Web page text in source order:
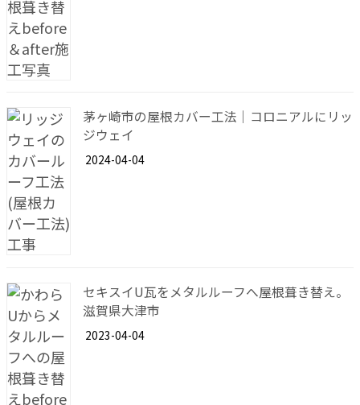
茅ヶ崎市の屋根カバー工法｜コロニアルにリッ
ジウェイ
2024-04-04
セキスイU瓦をメタルルーフへ屋根葺き替え。
滋賀県大津市
2023-04-04